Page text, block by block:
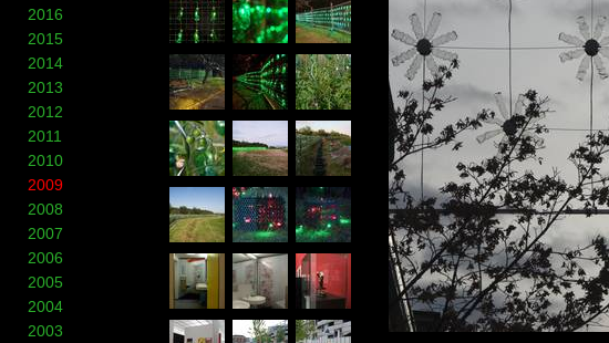
2016
2015
2014
2013
2012
2011
2010
2009
2008
2007
2006
2005
2004
2003